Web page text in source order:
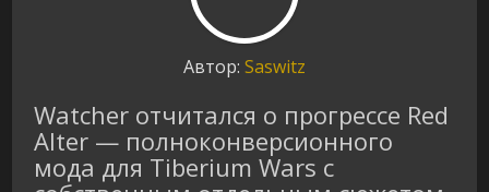
Автор: Saswitz
Watcher отчитался о прогрессе Red
Alter — полноконверсионного
мода для Tiberium Wars с